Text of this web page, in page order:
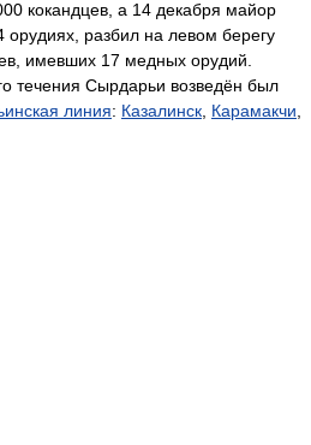
кокандцев, а 14 декабря майор
разбил на левом берегу
имевших 17 медных орудий.
течения Сырдарьи возведён был
линия: Казалинск Карамакчи